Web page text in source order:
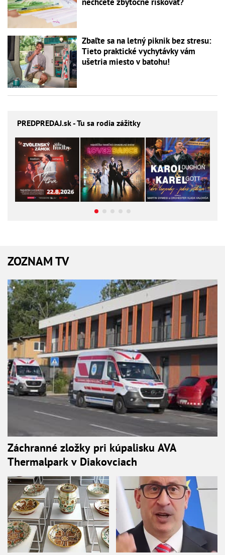
Zbaľte sa na letný piknik bez stresu:
Tieto praktické vychytávky vám
ušetria miesto v batohu!
PREDPREDAJ.sk - Tu sa rodia zážitky
ZOZNAM TV
Záchranné zložky pri kúpalisku AVA
Thermalpark v Diakovciach